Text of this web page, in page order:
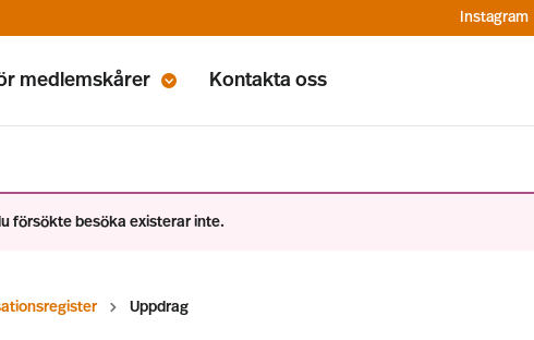
Instagram
medlemskårer Kontakta oss
försökte besöka existerar inte.
Uppdrag